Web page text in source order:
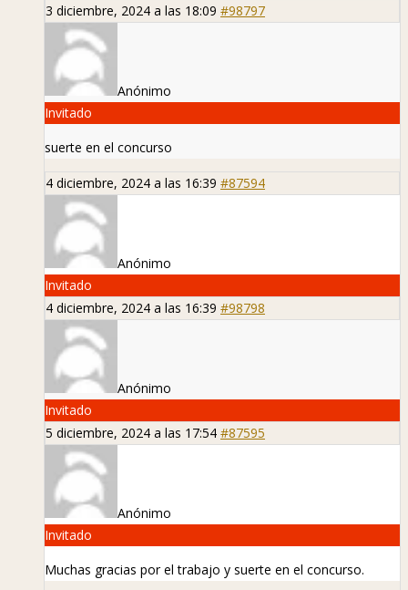
3 diciembre, 2024 a las 18:09 #98797
Anónimo
Invitado
suerte en el concurso
4 diciembre, 2024 a las 16:39 #87594
Anónimo
Invitado
4 diciembre, 2024 a las 16:39 #98798
Anónimo
Invitado
5 diciembre, 2024 a las 17:54 #87595
Anónimo
Invitado
Muchas gracias por el trabajo y suerte en el concurso.